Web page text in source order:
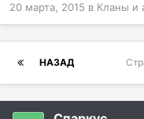
20 марта, 2015 в Кланы и
НАЗАД